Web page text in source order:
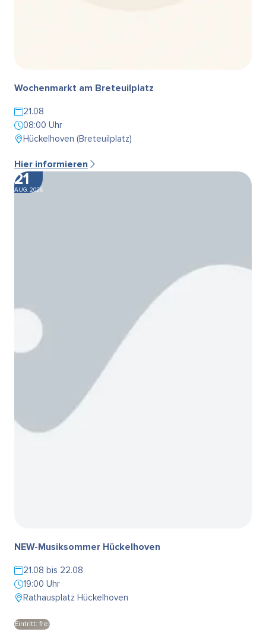
Wochenmarkt am Breteuilplatz
21.08
08:00 Uhr
Hückelhoven (Breteuilplatz)
Hier informieren
21
AUG. 2026
NEW-Musiksommer Hückelhoven
21.08 bis 22.08
19:00 Uhr
Rathausplatz Hückelhoven
Eintritt: frei